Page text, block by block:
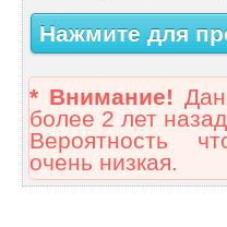
Нажмите для
* Внимание!
более 2 лет
Вероятность
очень низкая.